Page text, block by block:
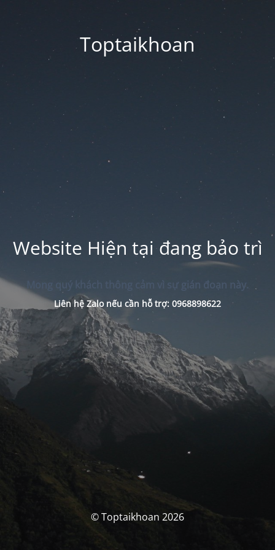
Toptaikhoan
Website Hiện tại đang bảo trì
Mong quý khách thông cảm vì sự gián đoạn này.
Liên hệ Zalo nếu cần hỗ trợ: 0968898622
© Toptaikhoan 2026